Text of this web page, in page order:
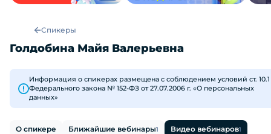
Спикеры
Голдобина Майя Валерьевна
Информация о спикерах размещена с соблюдением условий ст. 10.1
Федерального закона № 152-ФЗ от 27.07.2006 г. «О персональных
данных»
О спикере Ближайшие вебинары1 Видео вебинаров1